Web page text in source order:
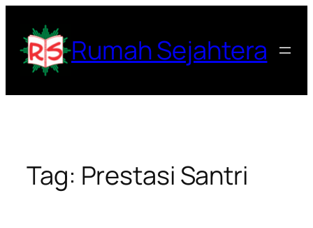
konten
Rumah Sejahtera
Tag: Prestasi Santri